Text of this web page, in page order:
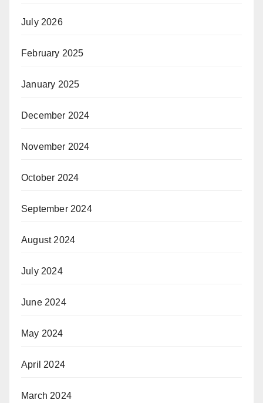
July 2026
February 2025
January 2025
December 2024
November 2024
October 2024
September 2024
August 2024
July 2024
June 2024
May 2024
April 2024
March 2024